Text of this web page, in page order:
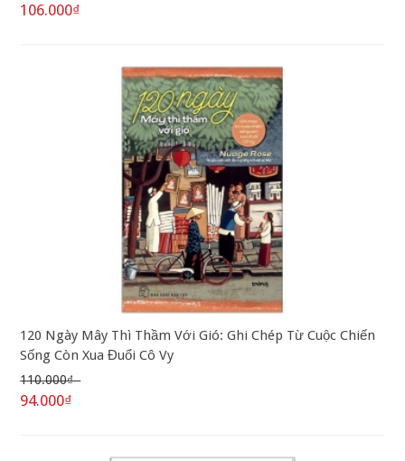
106.000₫
120 Ngày Mây Thì Thầm Với Gió: Ghi Chép Từ Cuộc Chiến
Sống Còn Xua Đuổi Cô Vy
110.000₫
94.000₫